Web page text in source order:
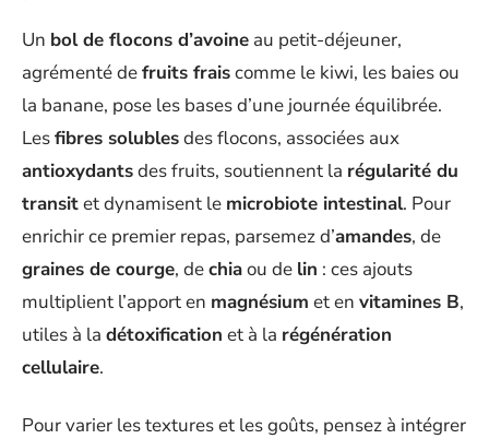
Un bol de flocons d’avoine au petit-déjeuner,
agrémenté defruits fraiscomme le kiwi, les baies ou
la banane, pose les bases d’une journée équilibrée.
Lesfibres solublesdes flocons, associées aux
antioxydantsdes fruits, soutiennent la régularité du
transitet dynamisent le microbiote intestinal. Pour
enrichir ce premier repas, parsemez d’amandes, de
graines de courge, dechiaou de lin : ces ajouts
multiplient l’apport en magnésium et en vitamines B,
utiles à la détoxification et à la régénération
cellulaire.
Pour varier les textures et les goûts, pensez à intégrer